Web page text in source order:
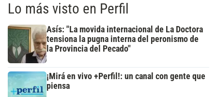
Lo más visto en Perfil
Asís: "La movida internacional de La Doctora
tensiona la pugna interna del peronismo de
la Provincia del Pecado"
¡Mirá en vivo +Perfil!: un canal con gente que
piensa